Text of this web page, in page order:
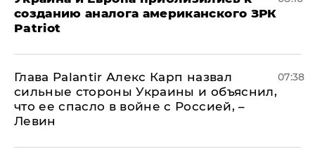
созданию аналога американского ЗРК
Patriot
Глава Palantir Алекс Карп назвал
сильные стороны Украины и объяснил,
что ее спасло в войне с Россией, –
Левин
07:38